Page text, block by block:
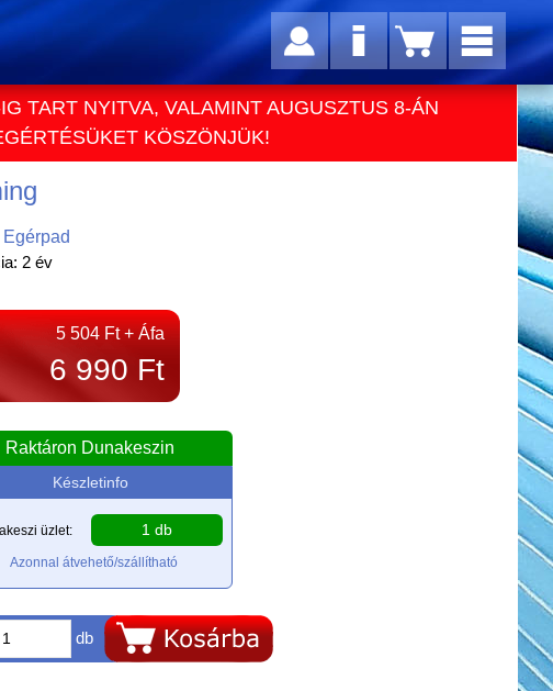
TART NYITVA, VALAMINT AUGUSZTUS 8-ÁN
KÖSZÖNJÜK!
5 504 Ft + Áfa
6 990 Ft
db
Raktáron Dunakeszin
Készletinfo
üzlet: 1 db
Azonnal átvehető/szállítható
Egérpad
2 év